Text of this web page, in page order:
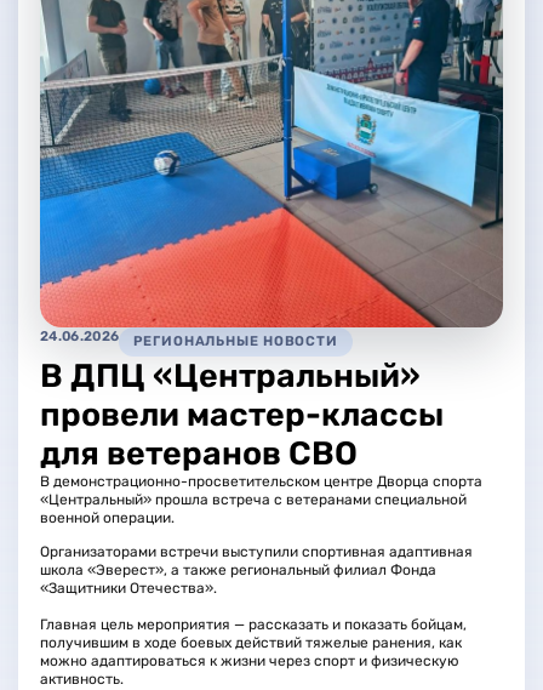
24.06.2026 РЕГИОНАЛЬНЫЕ НОВОСТИ
В ДПЦ «Центральный»
провели мастер-классы
для ветеранов СВО
В демонстрационно-просветительском центре Дворца спорта
«Центральный» прошла встреча с ветеранами специальной
военной операции.
Организаторами встречи выступили спортивная адаптивная
школа «Эверест», а также региональный филиал Фонда
«Защитники Отечества».
Главная цель мероприятия — рассказать и показать бойцам,
получившим в ходе боевых действий тяжелые ранения, как
можно адаптироваться к жизни через спорт и физическую
активность.